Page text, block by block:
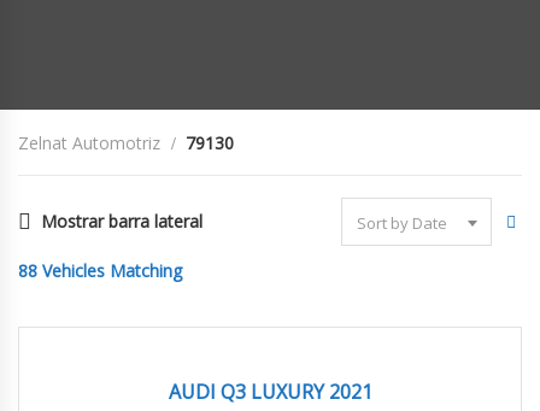
Zelnat Automotriz 79130
Mostrar barra lateral Sort by Date
88 Vehicles Matching
AUDI Q3 LUXURY 2021